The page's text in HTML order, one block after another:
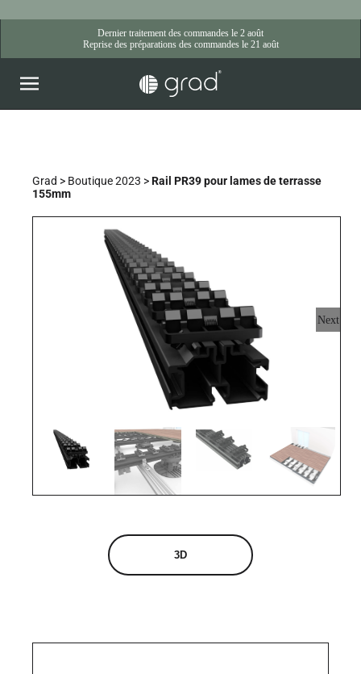
to
Grad > Boutique 2023 >Rail PR39 pour lames de terrasse
155mm
Next
3D